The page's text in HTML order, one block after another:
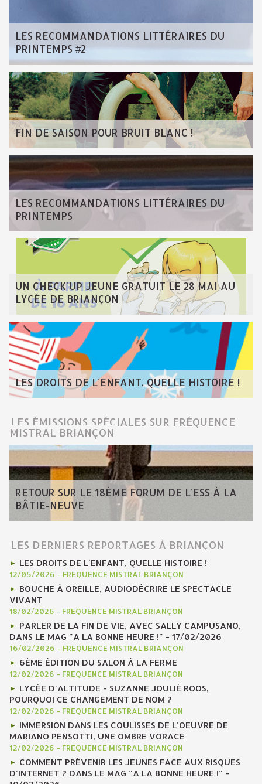
LES RECOMMANDATIONS LITTÉRAIRES DU
PRINTEMPS #2
FIN DE SAISON POUR BRUIT BLANC !
LES RECOMMANDATIONS LITTÉRAIRES DU
PRINTEMPS
UN CHECK'UP JEUNE GRATUIT LE 28 MAI AU
LYCÉE DE BRIANÇON
LES DROITS DE L'ENFANT, QUELLE HISTOIRE !
LES ÉMISSIONS SPÉCIALES SUR FRÉQUENCE
MISTRAL BRIANÇON
RETOUR SUR LE 18ÈME FORUM DE L'ESS À LA
BÂTIE-NEUVE
LES DERNIERS REPORTAGES À BRIANÇON
LES DROITS DE L'ENFANT, QUELLE HISTOIRE !
12/05/2026 - FREQUENCE MISTRAL BRIANÇON
BOUCHE À OREILLE, AUDIODÉCRIRE LE SPECTACLE
VIVANT
18/02/2026 - FREQUENCE MISTRAL BRIANÇON
PARLER DE LA FIN DE VIE, AVEC SALLY CAMPUSANO,
DANS LE MAG "A LA BONNE HEURE !" - 17/02/2026
16/02/2026 - FREQUENCE MISTRAL BRIANÇON
6ÈME ÉDITION DU SALON À LA FERME
12/02/2026 - FREQUENCE MISTRAL BRIANÇON
LYCÉE D'ALTITUDE - SUZANNE JOULIÉ ROOS,
POURQUOI CE CHANGEMENT DE NOM ?
12/02/2026 - FREQUENCE MISTRAL BRIANÇON
IMMERSION DANS LES COULISSES DE L'OEUVRE DE
MARIANO PENSOTTI, UNE OMBRE VORACE
12/02/2026 - FREQUENCE MISTRAL BRIANÇON
COMMENT PRÉVENIR LES JEUNES FACE AUX RISQUES
D'INTERNET ? DANS LE MAG "A LA BONNE HEURE !" -